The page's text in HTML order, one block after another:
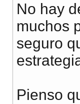
No hay
muchos
seguro
Pienso